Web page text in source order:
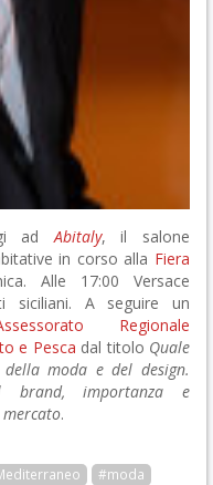
adAbitaly, il salone
in corso alla Fiera
Alle 17:00 Versace
siciliani. A seguire un
Regionale
e Pesca dal titolo Quale
moda e del design.
brand, importanza e
.
#moda